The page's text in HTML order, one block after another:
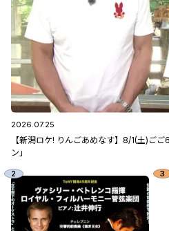
2026.07.25
【新潟ロケ! りんごあめなす】8/1(土)ご
ン」